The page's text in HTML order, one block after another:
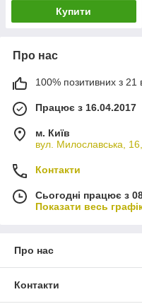
Купити
Про нас
100% позитивних з 21
Працює з 16.04.2017
м. Київ
вул. Милославська,
Контакти
Сьогодні працює з
Показати весь
Про нас
Контакти